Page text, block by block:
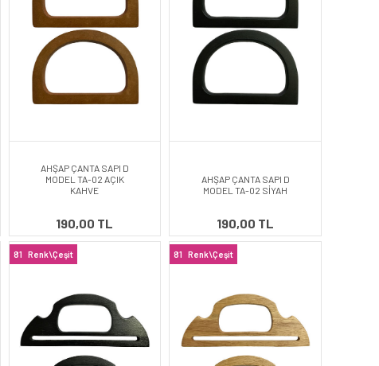
AHŞAP ÇANTA SAPI D
MODEL TA-02 AÇIK
KAHVE
190,00 TL
AHŞAP ÇANTA SAPI D
MODEL TA-02 SİYAH
190,00 TL
81 Renk\Çeşit 81 Renk\Çeşit